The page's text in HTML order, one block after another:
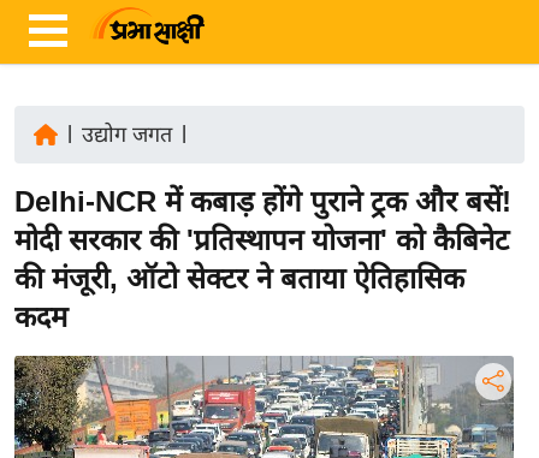
ज़ा
ख
ब
र
ष्ट्री
य
अं
उद्योग जगत|
Delhi-NCR में कबाड़ होंगे पुराने ट्रक और बसें!
मोदी सरकार की 'प्रतिस्थापन योजना' को कैबिनेट
की मंजूरी, ऑटो सेक्टर ने बताया ऐतिहासिक
कदम